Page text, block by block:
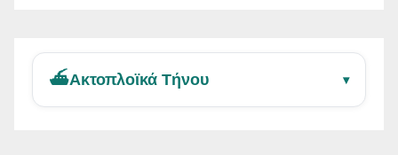
⛴️Ακτοπλοϊκά Τήνου ▾